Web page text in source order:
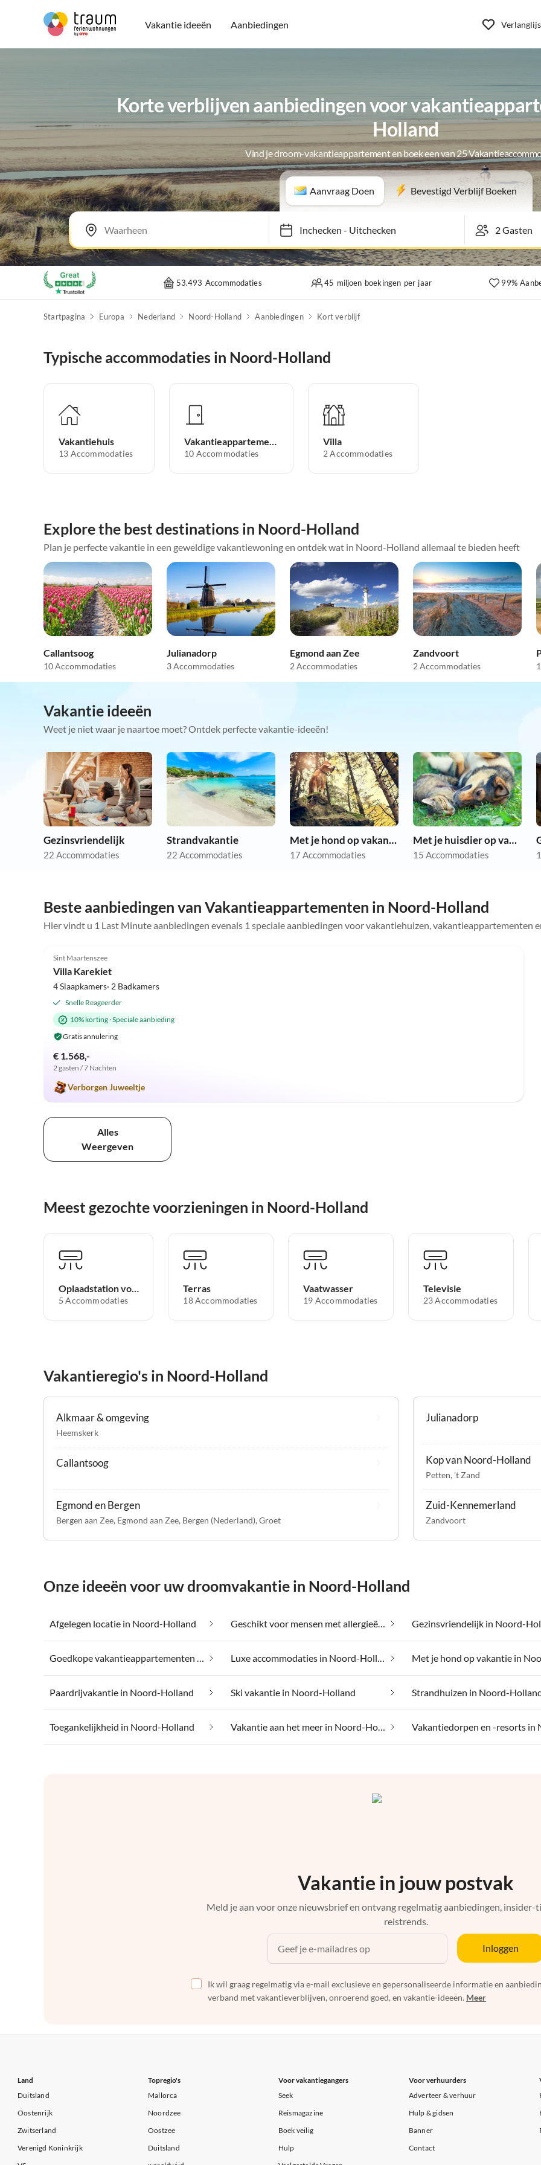
Vakantie ideeën Aanbiedingen
Korte verblijven aanbiedingen voor
Holland
Vind je droom-vakantieappartement en boek een van 25
Aanvraag Doen Bevestigd Verblijf Boeken
Inchecken- Uitchecken
53.493 Accommodaties 45 miljoen boekingen per jaar 99%
Startpagina Europa Nederland Noord-Holland Aanbiedingen Kort verblijf
Typische accommodaties in Noord-Holland
Vakantiehuis
13 Accommodaties
Vakantieappartement
10 Accommodaties
Villa
2 Accommodaties
Explore the best destinations in Noord-Holland
Plan je perfecte vakantie in een geweldige vakantiewoning en ontdek wat in Noord-Holland allemaal te bieden heeft
Callantsoog
10 Accommodaties
Julianadorp
3 Accommodaties
Egmond aan Zee
2 Accommodaties
Zandvoort
2 Accommodaties
Vakantie ideeën
Weet je niet waar je naartoe moet? Ontdek perfecte vakantie-ideeën!
Gezinsvriendelijk
22 Accommodaties
Strandvakantie
22 Accommodaties
Met je hond op vakantie
17 Accommodaties
Met je huisdier op vakantie
15 Accommodaties
Beste aanbiedingen van Vakantieappartementen in Noord-Holland
Hier vindt u 1 Last Minute aanbiedingen evenals 1 speciale aanbiedingen voor vakantiehuizen, vakantieappartementen
Sint Maartenszee
Villa Karekiet
4 Slaapkamers· 2 Badkamers
Snelle Reageerder
10% korting·Speciale aanbieding
Gratis annulering
€ 1.568,-
2 gasten / 7 Nachten
Verborgen Juweeltje
Alles
Weergeven
Meest gezochte voorzieningen in Noord-Holland
Oplaadstation voor elektrische auto's
5 Accommodaties
Terras
18 Accommodaties
Vaatwasser
19 Accommodaties
Televisie
23 Accommodaties
Vakantieregio's in Noord-Holland
Alkmaar & omgeving
Heemskerk
Callantsoog
Egmond en Bergen
Bergen aan Zee, Egmond aan Zee, Bergen (Nederland), Groet
Julianadorp
Kop van Noord-Holland
Petten, 't Zand
Zuid-Kennemerland
Zandvoort
Onze ideeën voor uw droomvakantie in Noord-Holland
Afgelegen locatie in Noord-Holland Geschikt voor mensen met allergieën in Noord-Holland Gezinsvriendelijk in Noord-
Goedkope vakantieappartementen in Noord-Holland Luxe accommodaties in Noord-Holland
Paardrijvakantie in Noord-Holland Ski vakantie in Noord-Holland Strandhuizen in Noord-
Toegankelijkheid in Noord-Holland Vakantie aan het meer in Noord-Holland
Vakantie in jouw postvak
Meld je aan voor onze nieuwsbrief en ontvang regelmatig aanbiedingen, insider-
reistrends.
Inloggen
Ik wil graag regelmatig via e-mail exclusieve en gepersonaliseerde informatie en
verband met vakantieverblijven, onroerend goed, en vakantie-ideeën. Meer
Land
Duitsland
Oostenrijk
Zwitserland
Verenigd Koninkrijk
Topregio's
Mallorca
Noordzee
Oostzee
Duitsland
Voor vakantiegangers
Seek
Reismagazine
Boek veilig
Hulp
Voor verhuurders
Adverteer & verhuur
Hulp & gidsen
Banner
Contact